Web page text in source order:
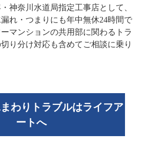
神奈川水道局指定工事店として、
れ・つまりにも年中無休24時間で
マンションの共用部に関わるトラ
り分け対応も含めてご相談に乗り
わりトラブルはライフア
ートへ